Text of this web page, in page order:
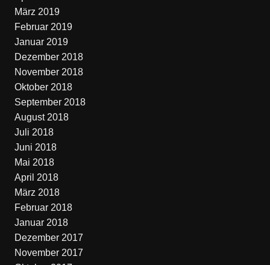
März 2019
Februar 2019
Januar 2019
Dezember 2018
November 2018
Oktober 2018
September 2018
August 2018
Juli 2018
Juni 2018
Mai 2018
April 2018
März 2018
Februar 2018
Januar 2018
Dezember 2017
November 2017